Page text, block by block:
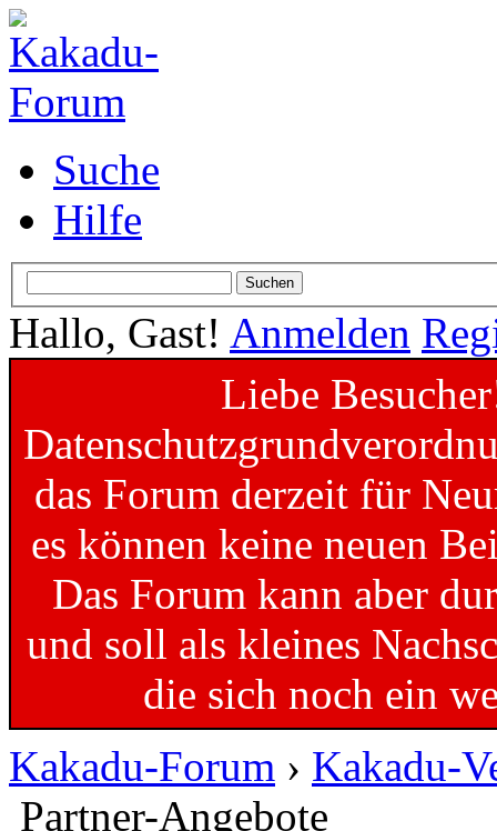
Suche
Hilfe
Hallo, Gast! Anmelden
Liebe
das Forum derzeit für
es können keine neuen
Das Forum kann aber
und soll als kleines
die sich noch ein
Kakadu-Forum › Kakadu-
Partner-Angebote